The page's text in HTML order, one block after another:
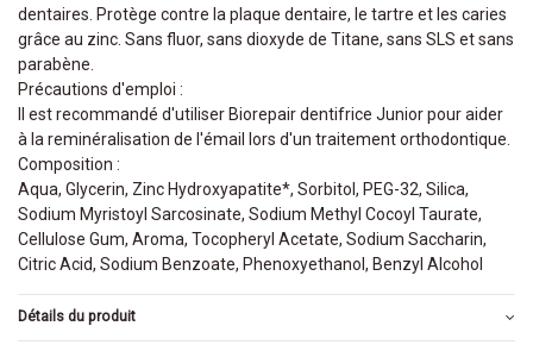
dentaires. Protège contre la plaque dentaire, le tartre et les caries
grâce au zinc. Sans fluor, sans dioxyde de Titane, sans SLS et sans
parabène.
Précautions d'emploi :
Il est recommandé d'utiliser Biorepair dentifrice Junior pour aider
à la reminéralisation de l'émail lors d'un traitement orthodontique.
Composition :
Aqua, Glycerin, Zinc Hydroxyapatite*, Sorbitol, PEG-32, Silica,
Sodium Myristoyl Sarcosinate, Sodium Methyl Cocoyl Taurate,
Cellulose Gum, Aroma, Tocopheryl Acetate, Sodium Saccharin,
Citric Acid, Sodium Benzoate, Phenoxyethanol, Benzyl Alcohol
Détails du produit